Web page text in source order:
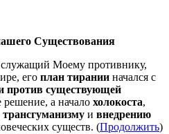
Существования
Моему противнику,
его план тирании начался с
против существующей
а начало холокоста,
трансгуманизму и внедрению
существ. (Продолжить)